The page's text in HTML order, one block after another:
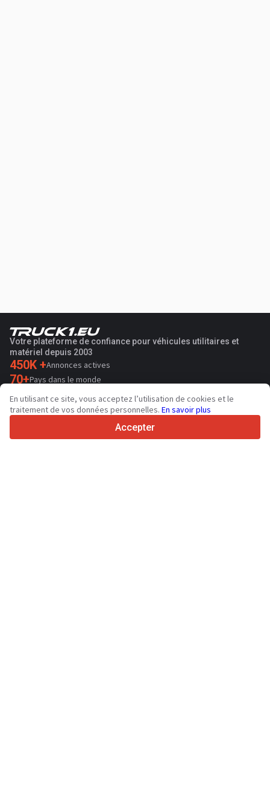
Votre plateforme de confiance pour véhicules utilitaires et
matériel depuis 2003
450K +Annonces actives
70+Pays dans le monde
36 Langues prises en charge
4.7/5
En utilisant ce site, vous acceptez l’utilisation de cookies et le
traitement de vos données personnelles. En savoir plus
Accepter